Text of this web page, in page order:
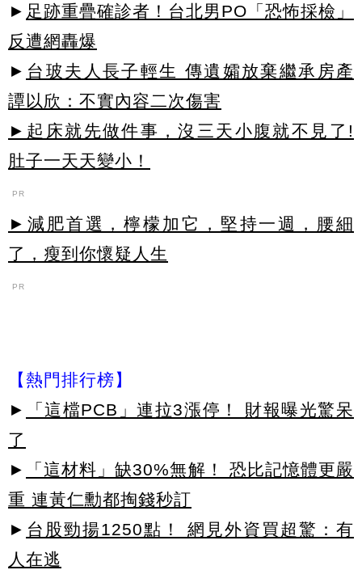
► 足跡重疊確診者！台北男PO「恐怖採檢」
反遭網轟爆
► 台玻夫人長子輕生 傳遺孀放棄繼承房產
譚以欣：不實內容二次傷害
►起床就先做件事，沒三天小腹就不見了!
肚子一天天變小！
PR
►減肥首選，檸檬加它，堅持一週，腰細
了，瘦到你懷疑人生
PR
【熱門排行榜】
►
「這檔PCB」連拉3漲停！ 財報曝光驚呆
了
►
「這材料」缺30%無解！ 恐比記憶體更嚴
重 連黃仁勳都掏錢秒訂
► 台股勁揚1250點！ 網見外資買超驚：有
人在逃